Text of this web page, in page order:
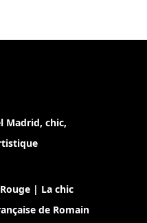
Madrid, chic,
| La chic
de Romain